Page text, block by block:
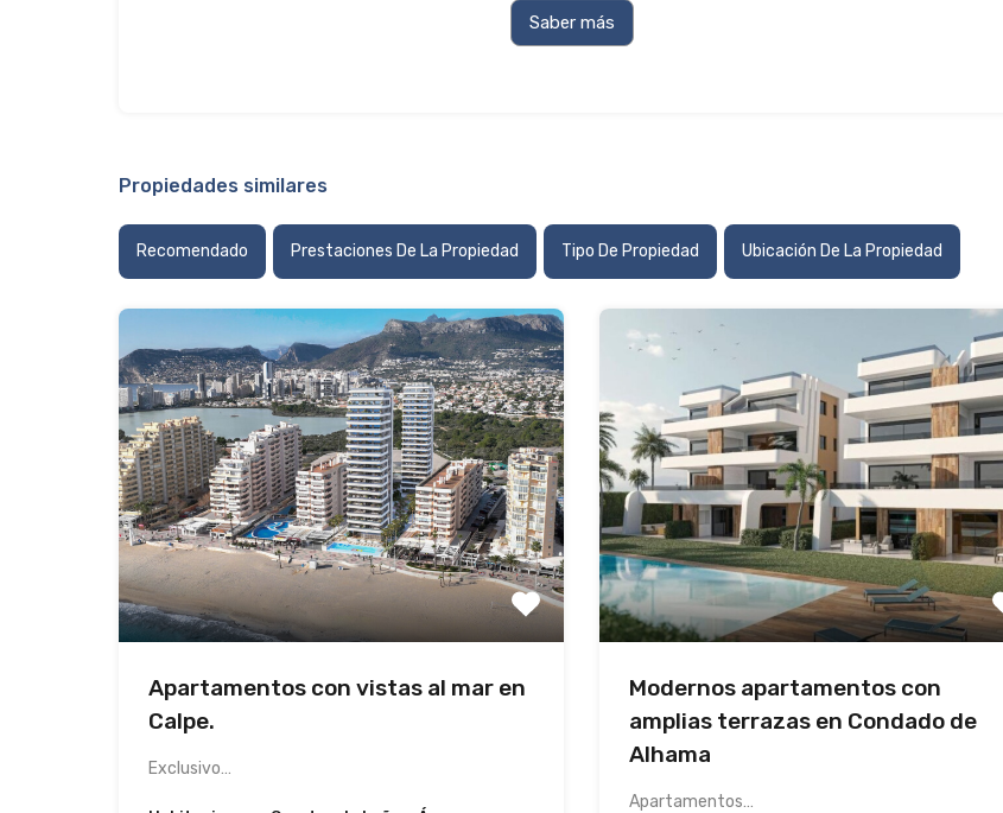
Propiedades similares
Recomendado Prestaciones De La Propiedad Tipo De Propiedad Ubicación De La Propiedad
Apartamentos con vistas al mar en
Calpe.
Exclusivo…
Modernos apartamentos con
amplias terrazas en Condado de
Alhama
Apartamentos…